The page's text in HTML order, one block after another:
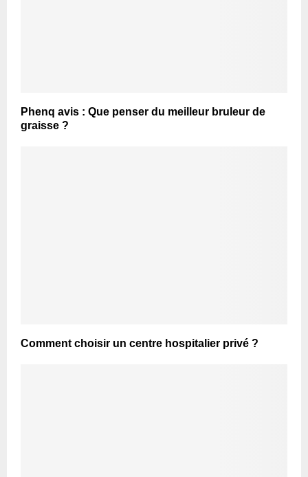
Phenq avis : Que penser du meilleur bruleur de
graisse ?
Comment choisir un centre hospitalier privé ?